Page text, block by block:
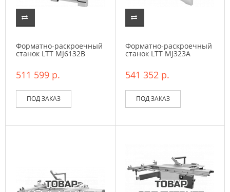
Форматно-раскроечный
станок LTT MJ6132B
511 599 р.
ПОД ЗАКАЗ
Форматно-раскроечный
станок LTT MJ323A
541 352 р.
ПОД ЗАКАЗ